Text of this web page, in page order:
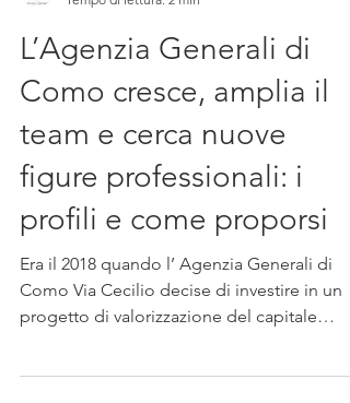
Generali Como
Tempo di lettura: 2 min
L’Agenzia Generali di
Como cresce, amplia il
team e cerca nuove
figure professionali: i
profili e come proporsi
Era il 2018 quando l’ Agenzia Generali di
progetto di valorizzazione del capitale